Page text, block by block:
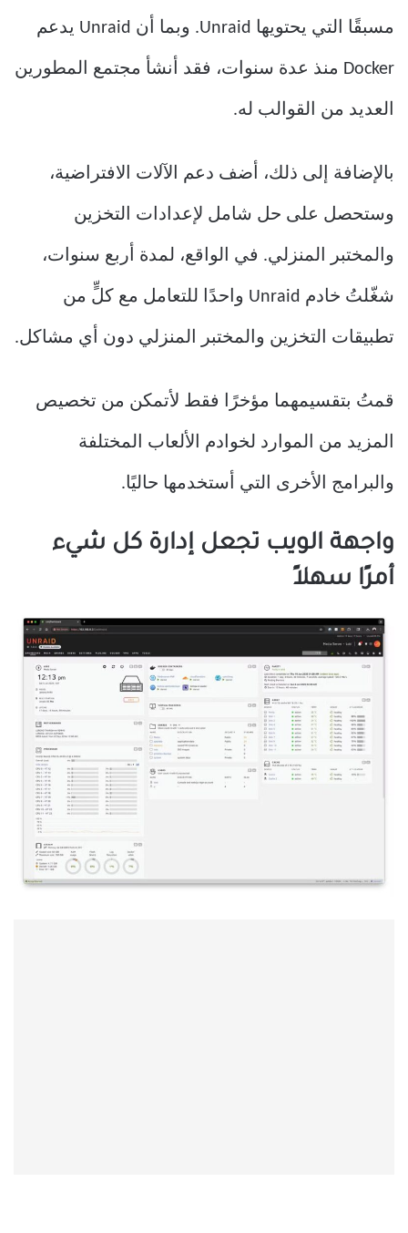
مسبقًا التي يحتويها Unraid. وبما أن Unraid يدعم
Docker منذ عدة سنوات، فقد أنشأ مجتمع المطورين
العديد من القوالب له.
بالإضافة إلى ذلك، أضف دعم الآلات الافتراضية،
وستحصل على حل شامل لإعدادات التخزين
والمختبر المنزلي. في الواقع، لمدة أربع سنوات،
شغّلتُ خادم Unraid واحدًا للتعامل مع كلٍّ من
تطبيقات التخزين والمختبر المنزلي دون أي مشاكل.
قمتُ بتقسيمهما مؤخرًا فقط لأتمكن من تخصيص
المزيد من الموارد لخوادم الألعاب المختلفة
والبرامج الأخرى التي أستخدمها حاليًا.
واجهة الويب تجعل إدارة كل شيء
أمرًا سهلاً